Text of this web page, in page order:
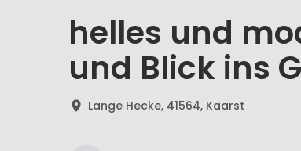
helles und
und Blick ins
Lange Hecke, 41564, Kaarst